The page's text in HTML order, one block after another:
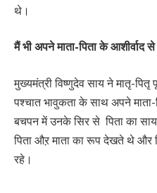
थे।
मैं भी अपने माता-पिता के आशीर्वाद
मुख्यमंत्री विष्णुदेव साय ने मातृ-
पश्चात भावुकता के साथ अपने माता-
बचपन में उनके सिर से पिता का
पिता औऱ माता का रूप देखते थे और
रहे।